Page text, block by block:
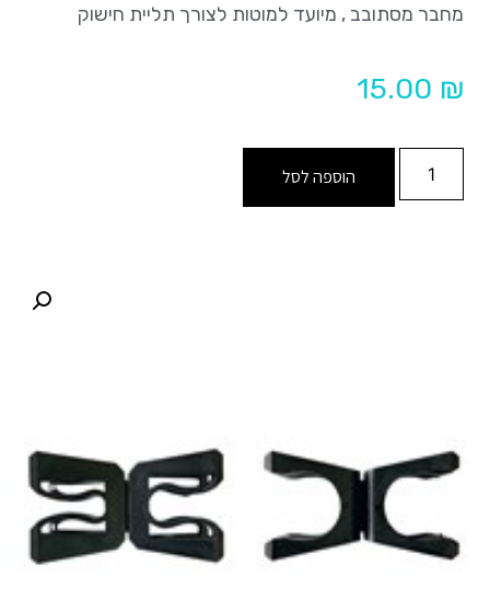
מחבר מסתובב , מיועד למוטות לצורך תליית חישוק
15.00 ₪
הוספה לסל